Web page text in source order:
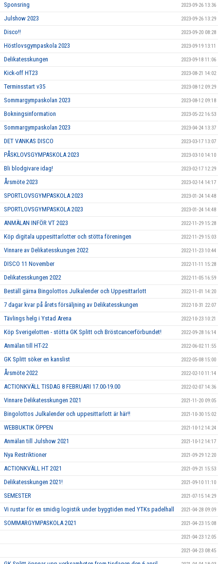
Sponsring 2023-09-26 13:36
Julshow 2023 2023-09-26 13:29
Disco!! 2023-09-20 08:28
Höstlovsgympaskola 2023 2023-09-19 13:11
Delikatesskungen 2023-09-18 11:06
Kick-off HT23 2023-08-21 14:02
Terminsstart v35 2023-08-12 09:29
Sommargympaskolan 2023 2023-08-12 09:18
Bokningsinformation 2023-05-22 16:53
Sommargympaskolan 2023 2023-04-24 13:37
DET VANKAS DISCO 2023-03-17 13:07
PÅSKLOVSGYMPASKOLA 2023 2023-03-10 14:10
Bli blodgivare idag! 2023-02-17 12:29
Årsmöte 2023 2023-02-14 14:17
SPORTLOVSGYMPASKOLA 2023 2023-01-24 14:48
SPORTLOVSGYMPASKOLA 2023 2023-01-24 14:48
ANMÄLAN INFÖR VT 2023 2022-11-29 15:28
Köp digitala uppesittarlotter och stötta föreningen 2022-11-29 15:03
Vinnare av Delikatesskungen 2022 2022-11-23 10:44
DISCO 11 November 2022-11-11 15:28
Delikatesskungen 2022 2022-11-05 16:59
Beställ gärna Bingolottos Julkalender och Uppesittarlott 2022-11-01 14:20
7 dagar kvar på årets försäljning av Delikatesskungen 2022-10-31 22:07
Tävlings helg i Ystad Arena 2022-10-23 10:21
Köp Sverigelotten - stötta GK Splitt och Bröstcancerförbundet! 2022-09-28 16:14
Anmälan till HT-22 2022-06-02 11:55
GK Splitt söker en kanslist 2022-05-08 15:00
Årsmöte 2022 2022-02-10 11:14
ACTIONKVÄLL TISDAG 8 FEBRUARI 17.00-19.00 2022-02-07 14:36
Vinnare Delikatesskungen 2021 2021-11-20 09:05
Bingolottos Julkalender och uppesittarlott är här!! 2021-10-30 15:02
WEBBUKTIK ÖPPEN 2021-10-12 14:24
Anmälan till Julshow 2021 2021-10-12 14:17
Nya Restriktioner 2021-09-29 12:20
ACTIONKVÄLL HT 2021 2021-09-21 15:53
Delikatesskungen 2021! 2021-09-10 11:10
SEMESTER 2021-07-15 14:29
Vi rustar för en smidig logistik under byggtiden med YTKs padelhall 2021-04-28 09:09
SOMMARGYMPASKOLA 2021 2021-04-23 15:08
2021-04-23 12:05
2021-04-23 08:45